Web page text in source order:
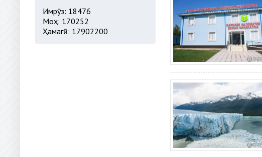
Имрӯз: 18476
Моҳ: 170252
Ҳамагӣ: 17902200